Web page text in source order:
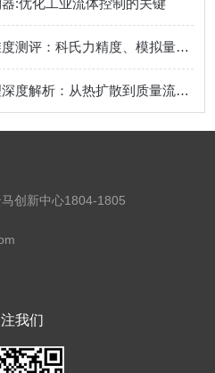
:优化工业流体控制的关键
液体质量流量计品牌全维度测评：科氏力精度、模拟量响应、国产厂家性价比
热式气体流量计工作原理深度解析：从热扩散到质量流量测量
创新中心1804-1805
我们